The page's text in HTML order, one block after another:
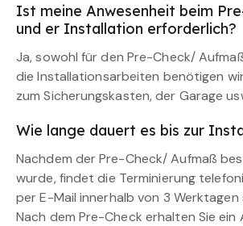
Ist meine Anwesenheit beim
und er Installation erforderlich?
Ja, sowohl für den Pre-Check/
die Installationsarbeiten benötigen
zum Sicherungskasten, der Garage
Wie lange dauert es bis zur
Nachdem der Pre-Check/ Aufmaß
wurde, findet die Terminierung
per E-Mail innerhalb von 3
Nach dem Pre-Check erhalten Sie